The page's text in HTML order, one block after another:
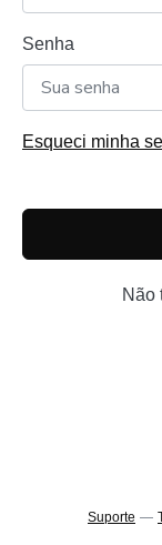
Senha
Esqueci minha
Não
Suporte —